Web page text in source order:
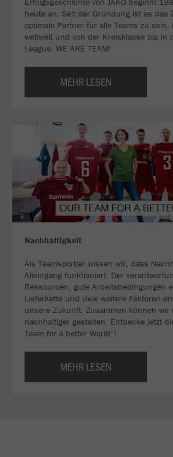
heute an. Seit der Gründung ist es das
optimale Partner für alle Teams zu
weltweit und von der Kreisklasse bis in
League. WE ARE TEAM!
MEHR LESEN
Nachhaltigkeit
Als Teamsportler wissen wir, dass
Alleingang funktioniert. Der
Ressourcen, gute Arbeitsbedingungen
Lieferkette und viele weitere Faktoren
unsere Zukunft. Zusammen können wir
nachhaltiger gestalten. Entdecke jetzt
Team for a better World“!
MEHR LESEN